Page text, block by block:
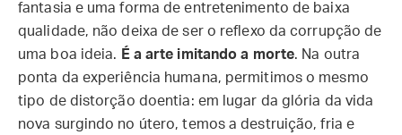
fantasia e uma forma de entretenimento de baixa
qualidade, não deixa de ser o reflexo da corrupção de
uma boa ideia. É a arte imitando a morte. Na outra
ponta da experiência humana, permitimos o mesmo
tipo de distorção doentia: em lugar da glória da vida
nova surgindo no útero, temos a destruição, fria e